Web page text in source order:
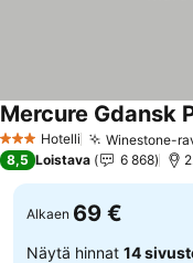
3 Tähtiluokitus
Hotelli Winestone-
Mercure Gdansk
8,5 Loistava 6 868
Alkaen 69 €
Näytä hinnat 14